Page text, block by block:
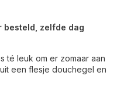
besteld, zelfde dag
té leuk om er zomaar aan
een flesje douchegel en